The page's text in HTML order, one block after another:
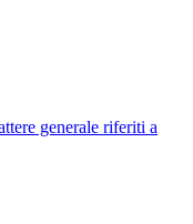
generale riferiti a